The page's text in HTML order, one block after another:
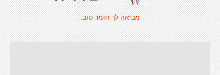
מביאה לך חומר טוב.